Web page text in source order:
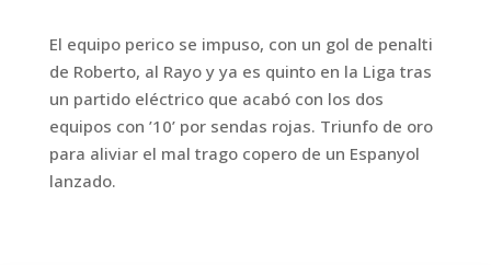
El equipo perico se impuso, con un gol de penalti
de Roberto, al Rayo y ya es quinto en la Liga tras
un partido eléctrico que acabó con los dos
equipos con ’10’ por sendas rojas. Triunfo de oro
para aliviar el mal trago copero de un Espanyol
lanzado.